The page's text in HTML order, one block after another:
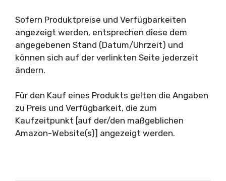
Sofern Produktpreise und Verfügbarkeiten
angezeigt werden, entsprechen diese dem
angegebenen Stand (Datum/Uhrzeit) und
können sich auf der verlinkten Seite jederzeit
ändern.
Für den Kauf eines Produkts gelten die Angaben
zu Preis und Verfügbarkeit, die zum
Kaufzeitpunkt [auf der/den maßgeblichen
Amazon-Website(s)] angezeigt werden.